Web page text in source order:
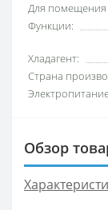
Для
Функции:
Хладагент:
Страна
Обзор